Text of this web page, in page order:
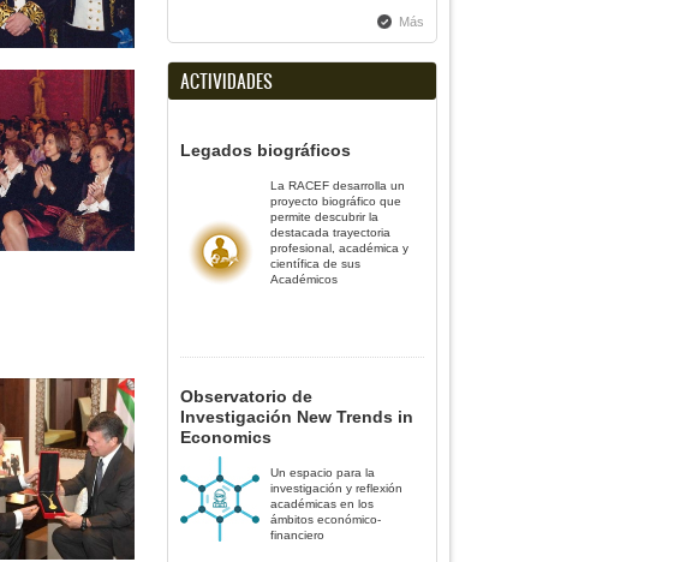
Más
ACTIVIDADES
Legados biográficos
La RACEF desarrolla un
proyecto biográfico que
permite descubrir la
destacada trayectoria
profesional, académica y
científica de sus
Académicos
Observatorio de
Investigación New Trends in
Economics
Un espacio para la
investigación y reflexión
académicas en los
ámbitos económico-
financiero